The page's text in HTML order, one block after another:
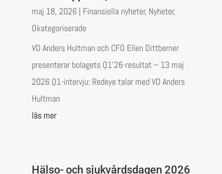
maj 18, 2026| Finansiella nyheter, Nyheter,
Okategoriserade
VD Anders Hultman och CFO Ellen Dittberner
presenterar bolagets Q1’26-resultat – 13 maj
2026 Q1-intervju: Redeye talar med VD Anders
Hultman
läs mer
Hälso- och sjukvårdsdagen 2026